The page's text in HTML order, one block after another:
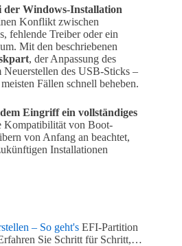
der Windows-Installation
Konflikt zwischen
fehlende Treiber oder ein
Mit den beschriebenen
, der Anpassung des
des USB-Sticks –
Fällen schnell beheben.
Eingriff ein vollständiges
Kompatibilität von Boot-
von Anfang an beachtet,
Installationen
– So geht's EFI-Partition
Sie Schritt für Schritt,…